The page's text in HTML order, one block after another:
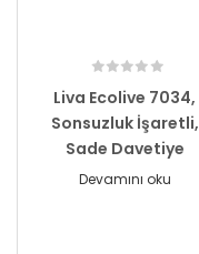
Liva Ecolive 7034,
Sonsuzluk İşaretli,
Sade Davetiye
Devamını oku